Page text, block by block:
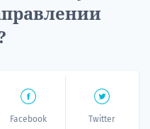
Facebook Twitter